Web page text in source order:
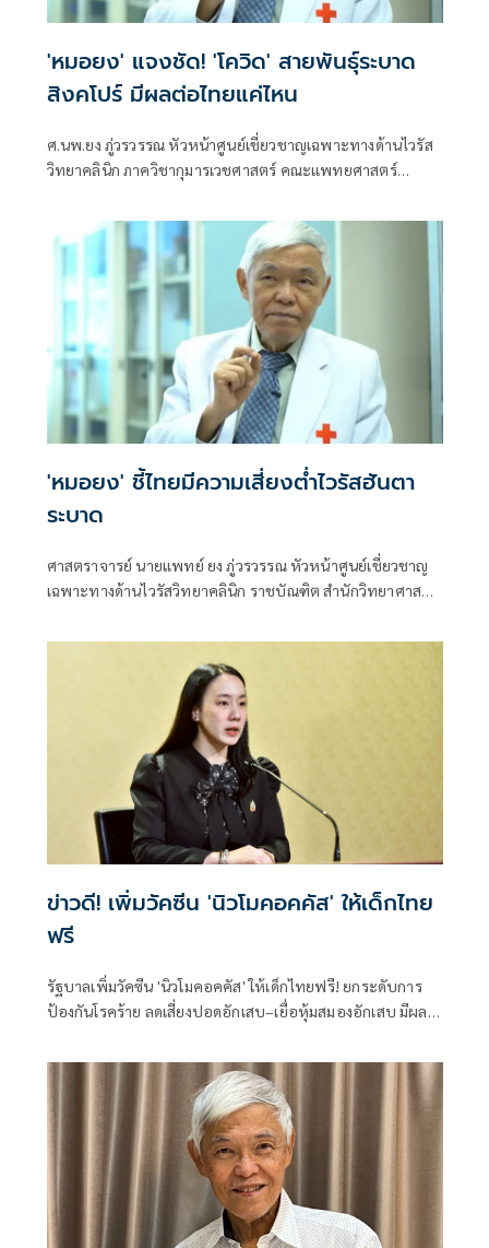
'หมอยง' แจงชัด! 'โควิด' สายพันธุ์ระบาด
สิงคโปร์ มีผลต่อไทยแค่ไหน
ศ.นพ.ยง ภู่วรวรรณ หัวหน้าศูนย์เชี่ยวชาญเฉพาะทางด้านไวรัส
วิทยาคลินิก ภาควิชากุมารเวชศาสตร์ คณะแพทยศาสตร์
'หมอยง' ชี้ไทยมีความเสี่ยงต่ำไวรัสฮันตา
ระบาด
ศาสตราจารย์ นายแพทย์ ยง ภู่วรวรรณ หัวหน้าศูนย์เชี่ยวชาญ
เฉพาะทางด้านไวรัสวิทยาคลินิก ราชบัณฑิต สำนักวิทยาศาสตร์
ข่าวดี! เพิ่มวัคซีน 'นิวโมคอคคัส' ให้เด็กไทย
ฟรี
รัฐบาลเพิ่มวัคซีน 'นิวโมคอคคัส' ให้เด็กไทยฟรี! ยกระดับการ
ป้องกันโรคร้าย ลดเสี่ยงปอดอักเสบ–เยื่อหุ้มสมองอักเสบ มีผล